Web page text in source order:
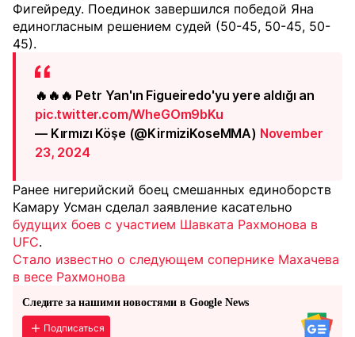
Фигейреду. Поединок завершился победой Яна
единогласным решением судей (50-45, 50-45, 50-
45).
🔥🔥🔥 Petr Yan'ın Figueiredo'yu yere aldığı an
pic.twitter.com/WheGOm9bKu
— Kırmızı Köşe (@KirmiziKoseMMA) November
23, 2024
Ранее нигерийский боец смешанных единоборств
Камару Усман сделал заявление касательно
будущих боев с участием Шавката Рахмонова в
UFC.
Стало известно о следующем сопернике Махачева
в весе Рахмонова
Следите за нашими новостями в Google News
Подписаться